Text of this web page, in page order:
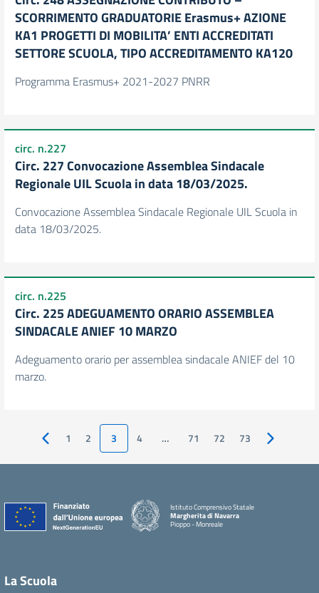
SCORRIMENTO GRADUATORIE Erasmus+ AZIONE
KA1 PROGETTI DI MOBILITA’ ENTI ACCREDITATI
SETTORE SCUOLA, TIPO ACCREDITAMENTO KA120
Programma Erasmus+ 2021-2027 PNRR
circ. n.227
Circ. 227 Convocazione Assemblea Sindacale
Regionale UIL Scuola in data 18/03/2025.
Convocazione Assemblea Sindacale Regionale UIL Scuola in
data 18/03/2025.
circ. n.225
Circ. 225 ADEGUAMENTO ORARIO ASSEMBLEA
SINDACALE ANIEF 10 MARZO
Adeguamento orario per assemblea sindacale ANIEF del 10
marzo.
Pagina precedente
1 2 3 4 … 71 72 73 Pagina
Istituto Comprensivo Statale
Margherita di Navarra
Pioppo - Monreale
La Scuola